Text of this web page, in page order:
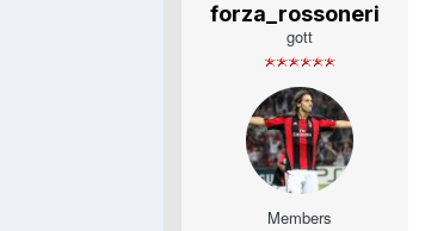
forza_rossoneri
gott
Members